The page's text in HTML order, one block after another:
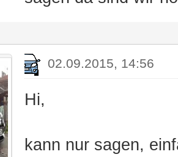
02.09.2015, 14:56
Hi,
kann nur sagen,